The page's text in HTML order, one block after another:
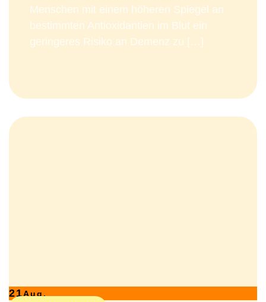
Menschen mit einem höheren Spiegel an
bestimmten Antioxidantien im Blut ein
geringeres Risiko an Demenz zu […]
21Aug.